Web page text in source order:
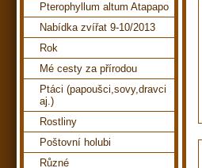
Pterophyllum altum Atapapo
Nabídka zvířat 9-10/2013
Rok
Mé cesty za přírodou
Ptáci (papoušci,sovy,dravci
aj.)
Rostliny
Poštovní holubi
Různé